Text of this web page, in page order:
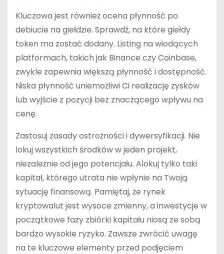
Kluczowa jest również ocena płynność po
debiucie na giełdzie. Sprawdź, na które giełdy
token ma zostać dodany. Listing na wiodących
platformach, takich jak Binance czy Coinbase,
zwykle zapewnia większą płynność i dostępność.
Niska płynność uniemożliwi Ci realizację zysków
lub wyjście z pozycji bez znaczącego wpływu na
cenę.
Zastosuj zasady ostrożności i dywersyfikacji. Nie
lokuj wszystkich środków w jeden projekt,
niezależnie od jego potencjału. Alokuj tylko taki
kapitał, którego utrata nie wpłynie na Twoją
sytuację finansową. Pamiętaj, że rynek
kryptowalut jest wysoce zmienny, a inwestycje w
początkowe fazy zbiórki kapitału niosą ze sobą
bardzo wysokie ryzyko. Zawsze zwrócić uwagę
na te kluczowe elementy przed podjęciem